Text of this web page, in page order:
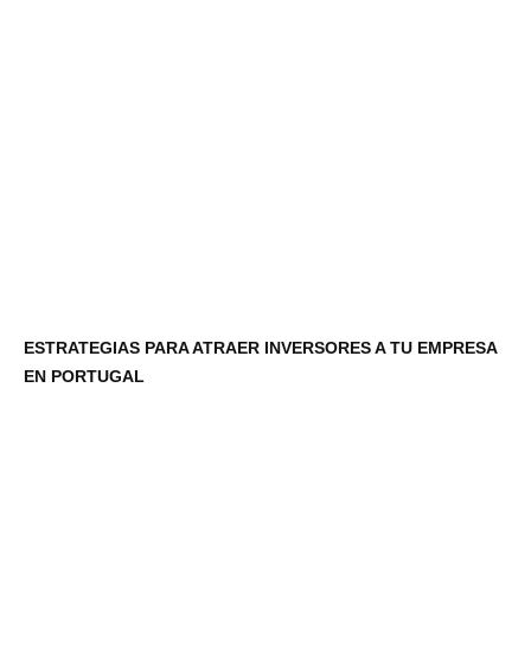
ESTRATEGIAS PARA ATRAER INVERSORES A TU EMPRESA
EN PORTUGAL